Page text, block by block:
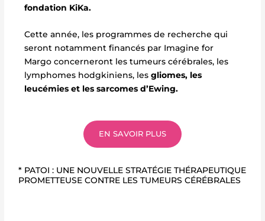
fondation KiKa.
Cette année, les programmes de recherche qui
seront notamment financés par Imagine for
Margo concerneront les tumeurs cérébrales, les
lymphomes hodgkiniens, lesgliomes, les
leucémies et les sarcomes d’Ewing.
EN SAVOIR PLUS
* PATOI : UNE NOUVELLE STRATÉGIE THÉRAPEUTIQUE
PROMETTEUSE CONTRE LES TUMEURS CÉRÉBRALES